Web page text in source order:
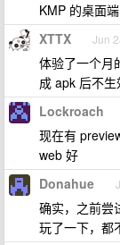
KMP 的桌面
XTTX Jun
体验了一个月
成 apk 后不生
Lockroach
现在有
web 好
Donahue
确实，之前尝
玩了一下，都